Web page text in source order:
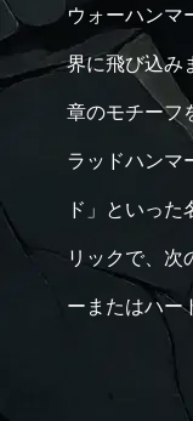
ウォーハンマ
界に飛び込み
章のモチーフ
ラッドハンマ
ド」といっ
リックで、次
ーまたはハー